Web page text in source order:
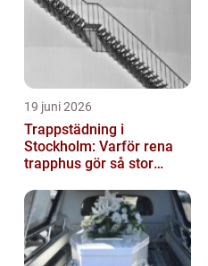
19 juni 2026
Trappstädning i
Stockholm: Varför rena
trapphus gör så stor